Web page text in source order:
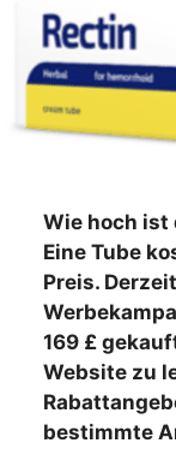
Wie hoch ist
Eine Tube
Preis.
169 £
Website zu
bestimmte